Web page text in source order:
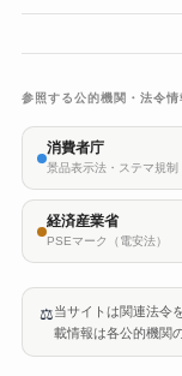
参照する公的機関・法令情
消費者庁
景品表示法・ステマ規制
経済産業省
PSEマーク（電安法）
⚖️当サイトは関連法令
載情報は各公的機関